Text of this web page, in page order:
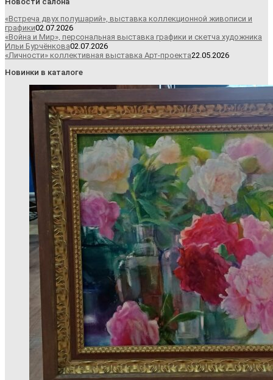
«Встреча двух полушарий», выставка коллекционной живописи и
графики02.07.2026
«Война и Мир», персональная выставка графики и скетча художника
Ильи Бурчёнкова02.07.2026
«Личности» коллективная выставка Арт-проекта22.05.2026
Новинки в каталоге